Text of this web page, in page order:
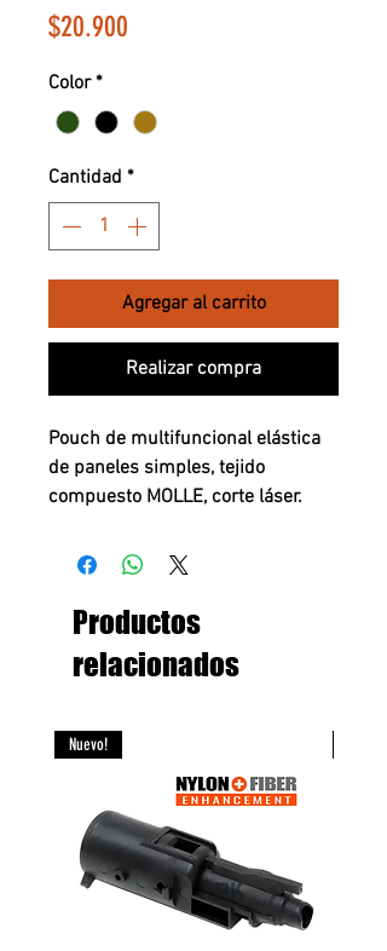
$20.900
Color *
Cantidad *
Agregar al carrito
Realizar compra
Pouch de multifuncional elástica
de paneles simples, tejido
compuesto MOLLE, corte láser.
Ideal para 2 Magazines 5.56
Productos
relacionados
Nuevo!